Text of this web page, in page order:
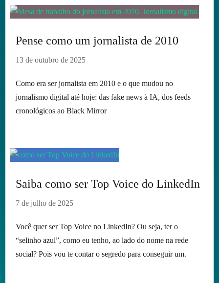
Pense como um jornalista de 2010
13 de outubro de 2025
Como era ser jornalista em 2010 e o que mudou no
jornalismo digital até hoje: das fake news à IA, dos feeds
cronológicos ao Black Mirror
Saiba como ser Top Voice do LinkedIn
7 de julho de 2025
Você quer ser Top Voice no LinkedIn? Ou seja, ter o
“selinho azul”, como eu tenho, ao lado do nome na rede
social? Pois vou te contar o segredo para conseguir um.